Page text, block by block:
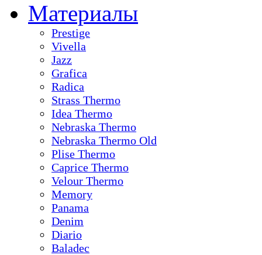
Материалы
Prestige
Vivella
Jazz
Grafica
Radica
Strass Thermo
Idea Thermo
Nebraska Thermo
Nebraska Thermo Old
Plise Thermo
Caprice Thermo
Velour Thermo
Memory
Panama
Denim
Diario
Baladec